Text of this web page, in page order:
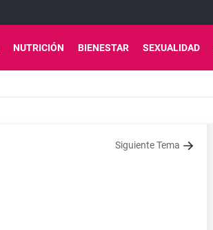
NUTRICIÓN BIENESTAR SEXUALIDAD
Siguiente Tema